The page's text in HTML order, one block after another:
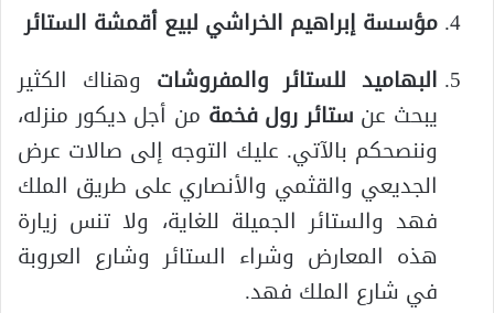
مؤسسة إبراهيم الخراشي لبيع أقمشة الستائر
البهاميد للستائر والمفروشات وهناك الكثير
يبحث عن ستائر رول فخمة من أجل ديكور منزله،
وننصحكم بالآتي. عليك التوجه إلى صالات عرض
الجديعي والقثمي والأنصاري على طريق الملك
فهد والستائر الجميلة للغاية، ولا تنس زيارة
هذه المعارض وشراء الستائر وشارع العروبة
في شارع الملك فهد.